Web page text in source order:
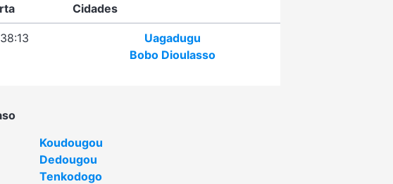
Cidades
Uagadugu
Bobo Dioulasso
Koudougou
Dedougou
Tenkodogo